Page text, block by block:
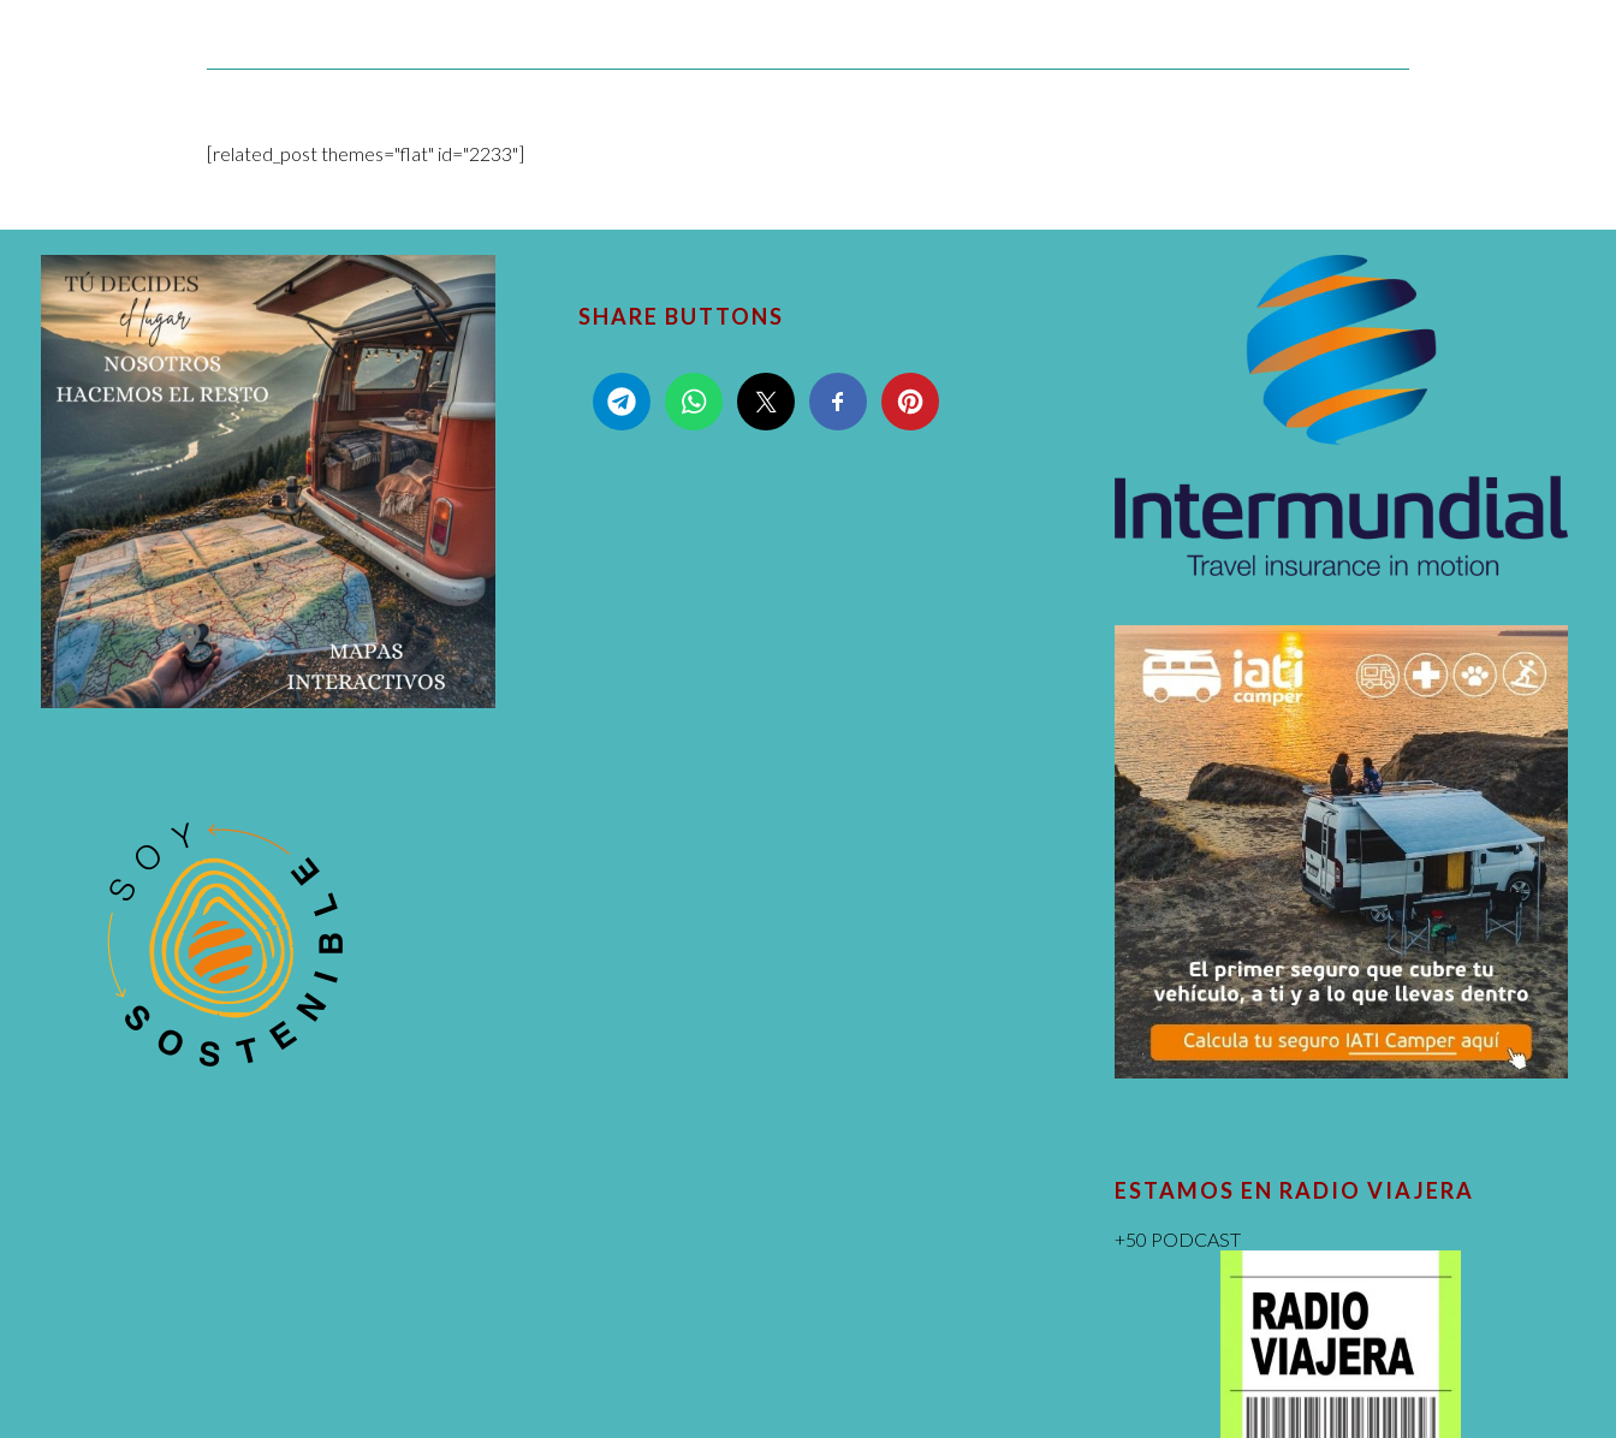
[related_post themes="flat" id="2233"]
SHARE BUTTONS
ESTAMOS EN RADIO VIAJERA
+50 PODCAST